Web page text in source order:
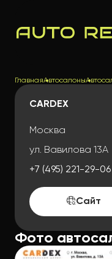
ГлавнаяАвтосалоны
CARDEX
Москва
ул. Вавилова 13А
+7 (495) 221-29-06
Сайт
Фото